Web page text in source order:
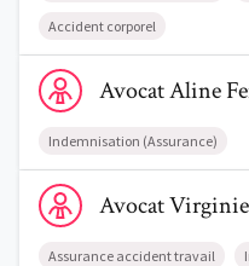
Accident corporel
Voir le profil de AvocatAline
AvocatAline
Indemnisation (Assurance)
Voir le profil de
AvocatVirginie
Assurance accident travail